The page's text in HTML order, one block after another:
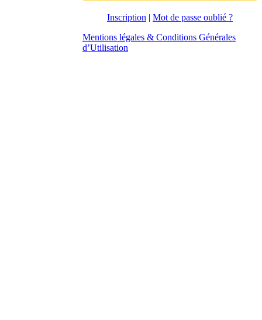
Inscription | Mot de passe oublié ?
Mentions légales & Conditions Générales
d’Utilisation